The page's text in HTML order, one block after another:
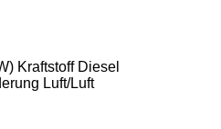
Kraftstoff Diesel
Luft/Luft